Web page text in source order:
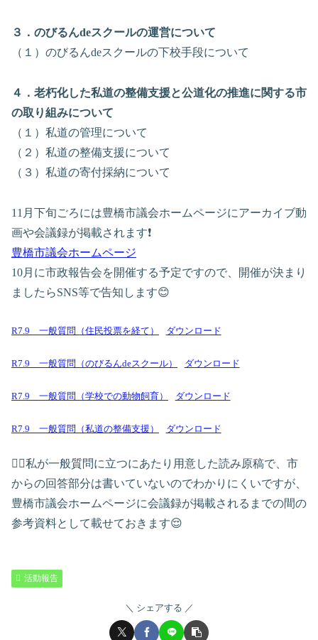
３．のびるんdeスクールの運営について
（１）のびるんdeスクールの下校手段について
４．老朽化した私道の整備支援と公道化の推進に関する市
の取り組みについて
（１）私道の管理について
（２）私道の整備支援について
（３）私道の寄付採納について
11月下旬ごろには豊橋市議会ホームページにアーカイブ動
画や会議録が掲載されます❗
豊橋市議会ホームページ
10月に市政報告会を開催する予定ですので、開催が決まり
ましたらSNS等で告知します😊
R7.9 一般質問（住民投票を経て） ダウンロード
R7.9 一般質問（のびるんdeスクール） ダウンロード
R7.9 一般質問（学校での動物飼育） ダウンロード
R7.9 一般質問（私道の整備支援） ダウンロード
👆🏻私が一般質問に立つにあたり用意した読み原稿で、市
からの回答部分は書いていないのでわかりにくいですが、
豊橋市議会ホームページに会議録が掲載されるまでの間の
参考資料として載せておきます😌
活動報告
シェアする